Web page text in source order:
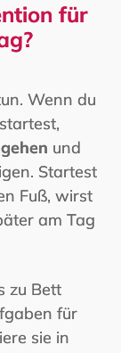
für
Wenn du
und
Startest
Fuß, wirst
am Tag
zu Bett
für
sie in